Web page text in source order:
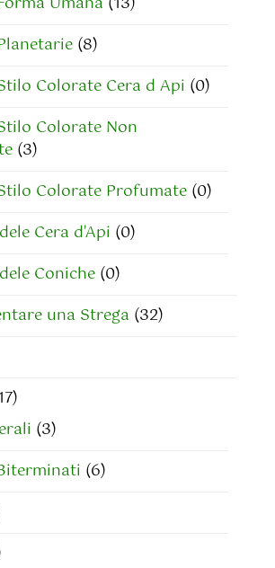
(8)
Colorate Cera d Api (0)
Colorate Non
(3)
Colorate Profumate (0)
Cera d'Api (0)
Coniche (0)
una Strega (32)
(3)
(6)